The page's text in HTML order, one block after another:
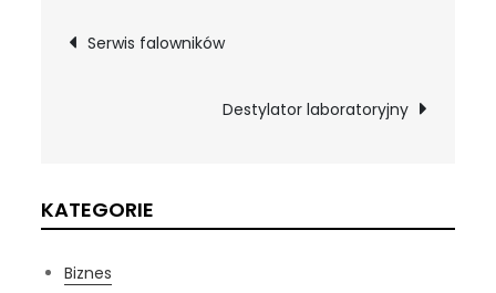
Nawigacja
Serwis falowników
Destylator laboratoryjny
KATEGORIE
Biznes